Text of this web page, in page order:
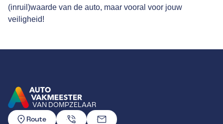
(inruil)waarde van de auto, maar vooral voor jouw
veiligheid!
VAN DOMPZELAAR
GA NAAR DE HOMEPAGINA
Route